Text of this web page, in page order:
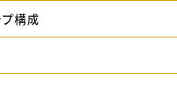
プ構成